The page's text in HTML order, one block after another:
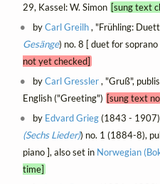
29, Kassel: W. Simon [sung text
byCarl Greilh, "Frühling:
Gesänge) no. 8 [ duet for
not yet checked]
byCarl Gressler, "Gruß",
English ("Greeting") [sung text
by Edvard Grieg(1843 -
(Sechs Lieder)) no. 1 (1884-8),
piano ], also set in Norwegian
time]